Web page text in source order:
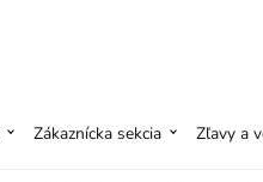
Zákaznícka sekcia Zľavy a